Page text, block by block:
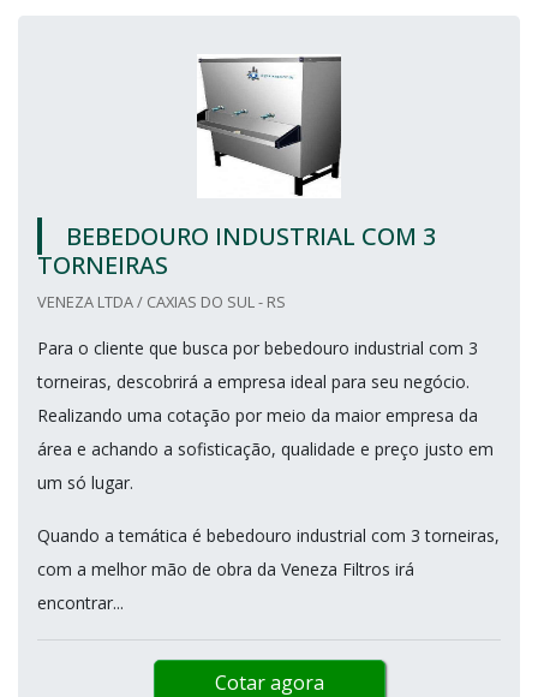
BEBEDOURO INDUSTRIAL COM 3
TORNEIRAS
VENEZA LTDA / CAXIAS DO SUL - RS
Para o cliente que busca por bebedouro industrial com 3
torneiras, descobrirá a empresa ideal para seu negócio.
Realizando uma cotação por meio da maior empresa da
área e achando a sofisticação, qualidade e preço justo em
um só lugar.
Quando a temática é bebedouro industrial com 3 torneiras,
com a melhor mão de obra da Veneza Filtros irá
encontrar...
Cotar agora